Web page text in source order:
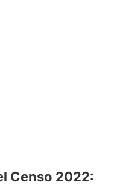
Censo 2022: